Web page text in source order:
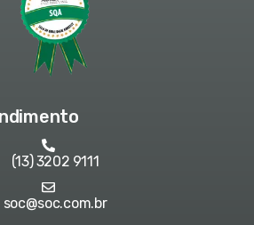
(13) 3202 9111
soc@soc.com.br